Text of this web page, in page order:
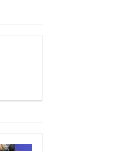
Şubat Ayı Azizliği